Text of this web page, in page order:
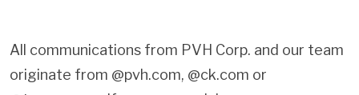
All communications from PVH Corp. and our team
originate from @pvh.com, @ck.com or